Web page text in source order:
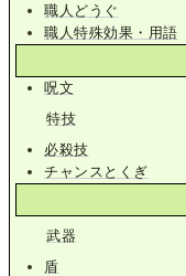
職人どうぐ
職人特殊効果・用語
呪文
特技
必殺技
チャンスとくぎ
武器
盾